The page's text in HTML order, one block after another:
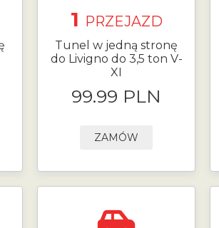
1 PRZEJAZD
Tunel w jedną stronę
do Livigno do 3,5 ton V-
XI
99.99 PLN
ZAMÓW